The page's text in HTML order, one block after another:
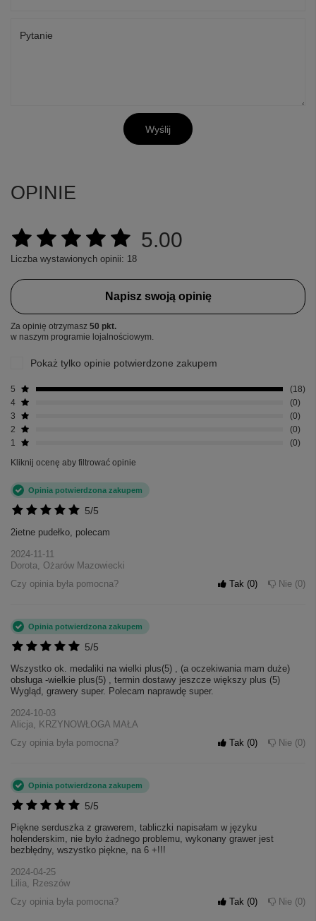
Pytanie
Wyślij
OPINIE
5.00
Liczba wystawionych opinii: 18
Napisz swoją opinię
Za opinię otrzymasz 50 pkt.
w naszym programie lojalnościowym.
Pokaż tylko opinie potwierdzone zakupem
5
18
4
0
3
0
2
0
1
0
Kliknij ocenę aby filtrować opinie
5/5
Opinia potwierdzona zakupem
2ietne pudełko, polecam
2024-11-11
Dorota, Ożarów Mazowiecki
Czy opinia była pomocna?
Tak 0 Nie 0
5/5
Opinia potwierdzona zakupem
Wszystko ok. medaliki na wielki plus(5) , (a oczekiwania mam duże)
obsługa -wielkie plus(5) , termin dostawy jeszcze większy plus (5)
Wygląd, grawery super. Polecam naprawdę super.
2024-10-03
Alicja, KRZYNOWŁOGA MAŁA
Czy opinia była pomocna?
Tak 0 Nie 0
5/5
Opinia potwierdzona zakupem
Piękne serduszka z grawerem, tabliczki napisałam w języku
holenderskim, nie było żadnego problemu, wykonany grawer jest
bezbłędny, wszystko piękne, na 6 +!!!
2024-04-25
Lilia, Rzeszów
Czy opinia była pomocna?
Tak 0 Nie 0